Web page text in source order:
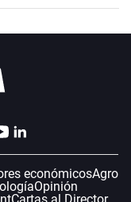
económicosAgro
Opinión